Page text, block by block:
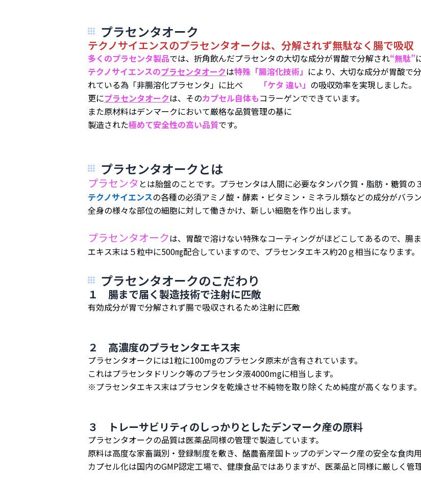
プラセンタオーク
テクノサイエンスのプラセンタオークは、分解されず無駄なく腸で吸収
多くのプラセンタ製品では、折角飲んだプラセンタの大切な成分が胃酸で分解され“無駄”
テクノサイエンスのプラセンタオークは特殊「腸溶化技術」 により、大切な成分が胃酸で
れている為「非腸溶化プラセンタ」に比べ
「ケタ 違い」 の吸収効率を実現しました。
更にプラセンタオークは、そのカプセル自体もコラーゲンでできています。
また原材料はデンマークにおいて厳格な品質管理の基に
製造された極めて安全性の高い品質です。
プラセンタオークとは
プラセンタ とは胎盤のことです。プラセンタは人間に必要なタンパク質・脂肪・糖質の
テクノサイエンスの各種の必須アミノ酸・酵素・ビタミン・ミネラル類などの成分がバラ
全身の様々な部位の細胞に対して働きかけ、新しい細胞を作り出します。
プラセンタオークは、胃酸で溶けない特殊なコーティングがほどこしてあるので、腸
エキス末は５粒中に500㎎配合していますので、プラセンタエキス約20ｇ相当になります。
プラセンタオークのこだわり
１ 腸まで届く製造技術で注射に匹敵
有効成分が胃で分解されず腸で吸収されるため注射に匹敵
２ 高濃度のプラセンタエキス末
プラセンタオークには1粒に100mgのプラセンタ原末が含有されています。
これはプラセンタドリンク等のプラセンタ液4000mgに相当します。
※プラセンタエキス末はプラセンタを乾燥させ不純物を取り除くため純度が高くなります。
３ トレーサビリティのしっかりとしたデンマーク産の原料
プラセンタオークの品質は医薬品同様の管理で製造しています。
原料は高度な家畜識別・登録制度を敷き、酪農畜産国トップのデンマーク産の安全な食肉
カプセル化は国内のGMP認定工場で、健康食品ではありますが、医薬品と同様に厳しく管